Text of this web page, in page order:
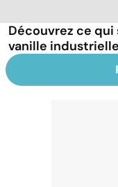
Découvrez ce
vanille industrielle